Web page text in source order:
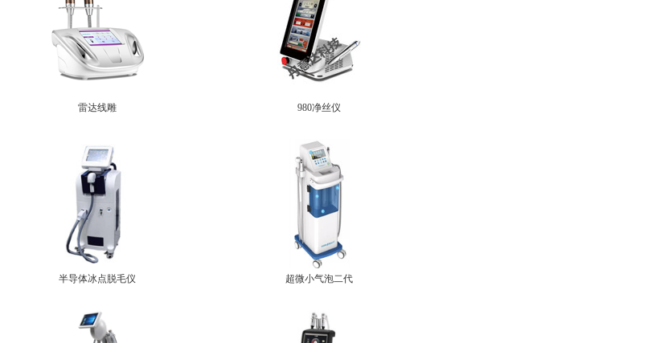
雷达线雕 980净丝仪
半导体冰点脱毛仪 超微小气泡二代